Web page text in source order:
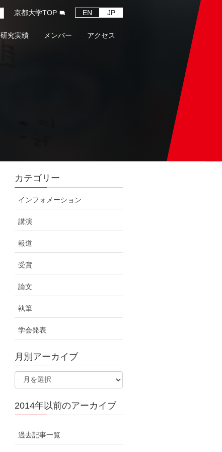
京都大学TOP EN JP
研究実績 メンバー アクセス
カテゴリー
インフォメーション
講演
報道
受賞
論文
執筆
学会発表
月別アーカイブ
2014年以前のアーカイブ
過去記事一覧